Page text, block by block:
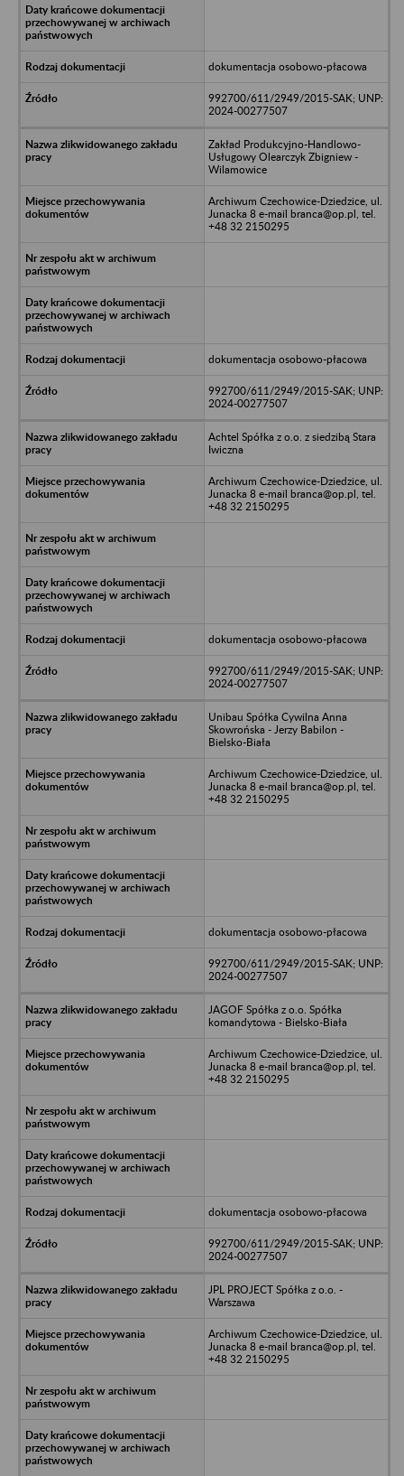
dokumentacja osobowo-płacowa
992700/611/2949/2015-SAK; UNP:
2024-00277507
Zakład Produkcyjno-Handlowo-
Usługowy Olearczyk Zbigniew -
Wilamowice
Archiwum Czechowice-Dziedzice, ul.
Junacka 8 e-mail branca@op.pl, tel.
+48 32 2150295
dokumentacja osobowo-płacowa
992700/611/2949/2015-SAK; UNP:
2024-00277507
Achtel Spółka z o.o. z siedzibą Stara
Iwiczna
Archiwum Czechowice-Dziedzice, ul.
Junacka 8 e-mail branca@op.pl, tel.
+48 32 2150295
dokumentacja osobowo-płacowa
992700/611/2949/2015-SAK; UNP:
2024-00277507
Unibau Spółka Cywilna Anna
Skowrońska - Jerzy Babilon -
Bielsko-Biała
Archiwum Czechowice-Dziedzice, ul.
Junacka 8 e-mail branca@op.pl, tel.
+48 32 2150295
dokumentacja osobowo-płacowa
992700/611/2949/2015-SAK; UNP:
2024-00277507
JAGOF Spółka z o.o. Spółka
komandytowa - Bielsko-Biała
Archiwum Czechowice-Dziedzice, ul.
Junacka 8 e-mail branca@op.pl, tel.
+48 32 2150295
dokumentacja osobowo-płacowa
992700/611/2949/2015-SAK; UNP:
2024-00277507
JPL PROJECT Spółka z o.o. -
Warszawa
Archiwum Czechowice-Dziedzice, ul.
Junacka 8 e-mail branca@op.pl, tel.
+48 32 2150295